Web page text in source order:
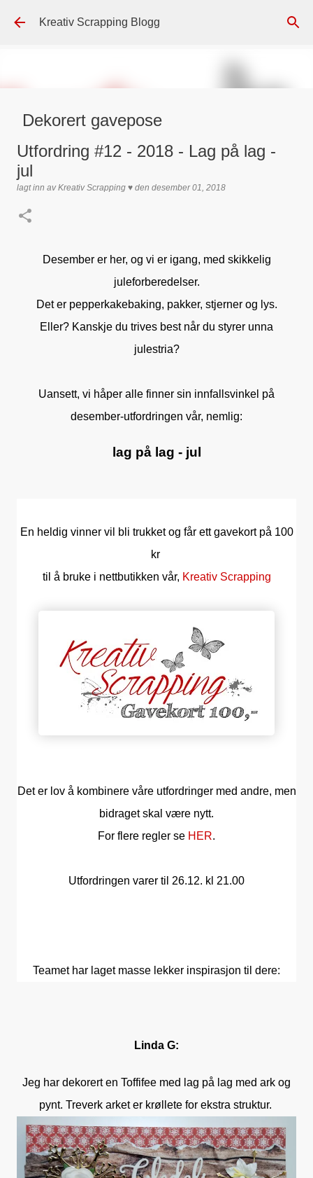
Gå til hovedinnhold
Kreativ Scrapping Blogg
Dekorert gavepose
GAVEPOSE / POSEKORT SIMPLE AND BASIC
TEKST KLISTREMERKER / STICKERS
Utfordring #12 - 2018 - Lag på lag -
jul
lagt inn avKreativ Scrapping ♥ den desember 01, 2018
Desember er her, og vi er igang, med skikkelig
juleforberedelser.
Det er pepperkakebaking, pakker, stjerner og lys.
Eller? Kanskje du trives best når du styrer unna
julestria?
Uansett, vi håper alle finner sin innfallsvinkel på
desember-utfordringen vår, nemlig:
lag på lag - jul
En heldig vinner vil bli trukket og får ett gavekort på 100
kr
til å bruke i nettbutikken vår, Kreativ Scrapping
Det er lov å kombinere våre utfordringer med andre, men
bidraget skal være nytt.
For flere regler se HER.
Utfordringen varer til 26.12. kl 21.00
Teamet har laget masse lekker inspirasjon til dere:
Linda G:
Jeg har dekorert en Toffifee med lag på lag med ark og
pynt. Treverk arket er krøllete for ekstra struktur.